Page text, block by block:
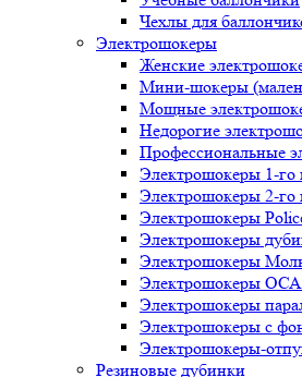
Чехлы для
Электрошокеры
Женские
Мини-шокеры
Мощные
Недорогие
Профессиональные
Электрошокеры 1-го
Электрошокеры 2-го
Электрошокеры
Электрошокеры
Электрошокеры
Электрошокеры ОСА
Электрошокеры
Электрошокеры с
Электрошокеры-
Резиновые дубинки